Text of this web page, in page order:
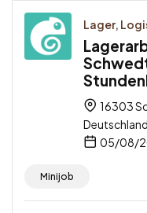
Lager,
16303
Deutschland
05/08/
Minijob